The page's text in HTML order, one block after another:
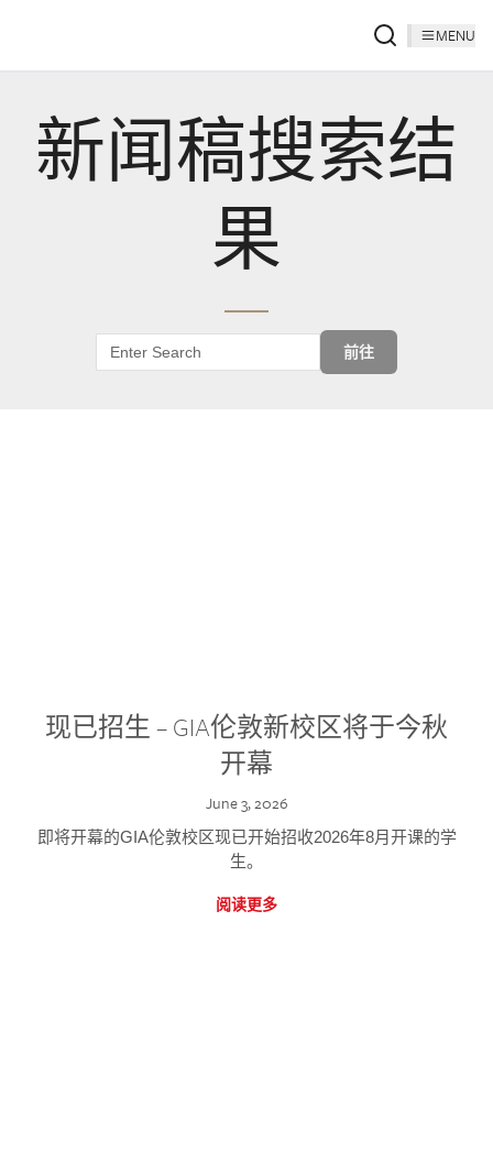
MENU
新闻稿搜索结
果
前往
现已招生 – GIA伦敦新校区将于今秋
开幕
June 3, 2026
即将开幕的GIA伦敦校区现已开始招收2026年8月开课的学
生。
阅读更多